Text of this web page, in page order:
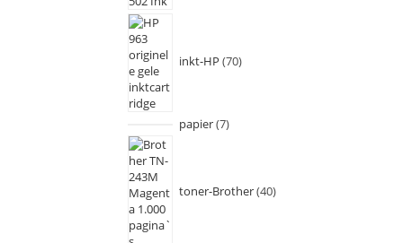
inkt-HP 70
papier 7
toner-Brother 40